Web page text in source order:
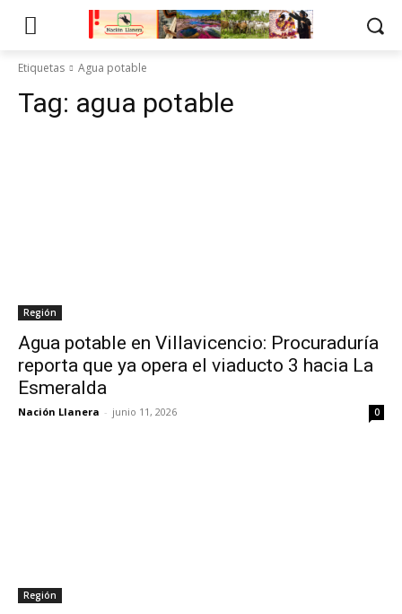
Etiquetas Agua potable
Tag: agua potable
Región
Agua potable en Villavicencio: Procuraduría
reporta que ya opera el viaducto 3 hacia La
Esmeralda
Nación Llanera - junio 11, 2026 0
Región